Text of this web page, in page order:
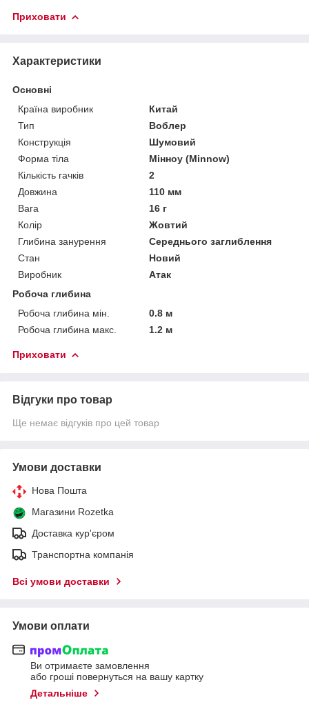
Приховати
Характеристики
Основні
Країна виробник
Китай
Тип
Воблер
Конструкція
Шумовий
Форма тіла
Мінноу (Minnow)
Кількість гачків
2
Довжина
110 мм
Вага
16 г
Колір
Жовтий
Глибина занурення
Середнього заглиблення
Стан
Новий
Виробник
Атак
Робоча глибина
Робоча глибина мін.
0.8 м
Робоча глибина макс.
1.2 м
Приховати
Відгуки про товар
Ще немає відгуків про цей товар
Умови доставки
Нова Пошта
Магазини Rozetka
Доставка кур'єром
Транспортна компанія
Всі умови доставки
Умови оплати
Ви отримаєте замовлення
або гроші повернуться на вашу картку
Детальніше